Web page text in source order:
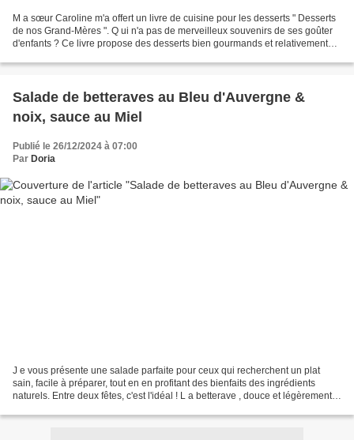
M a sœur Caroline m'a offert un livre de cuisine pour les desserts " Desserts
de nos Grand-Mères ". Q ui n'a pas de merveilleux souvenirs de ses goûter
d'enfants ? Ce livre propose des desserts bien gourmands et relativement
Salade de betteraves au Bleu d'Auvergne &
noix, sauce au Miel
Publié le 26/12/2024 à 07:00
Par Doria
J e vous présente une salade parfaite pour ceux qui recherchent un plat
sain, facile à préparer, tout en en profitant des bienfaits des ingrédients
naturels. Entre deux fêtes, c'est l'idéal ! L a betterave , douce et légèrement